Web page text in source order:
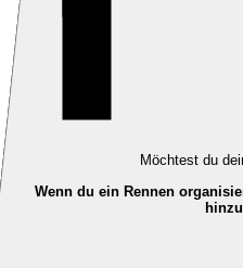
Möchtest du
Wenn du ein Rennen